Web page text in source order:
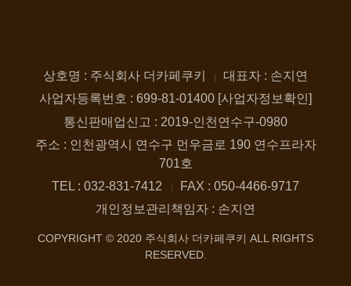
상호명 : 주식회사 더카페쿠키
대표자 : 손지연
사업자등록번호 : 699-81-01400 [사업자정보확인]
통신판매업신고 : 2019-인천연수구-0980
주소 : 인천광역시 연수구 먼우금로 190 연수프라자
701호
TEL : 032-831-7412
FAX : 050-4466-9717
개인정보관리책임자 : 손지연
COPYRIGHT © 2020 주식회사 더카페쿠키 ALL RIGHTS
RESERVED.